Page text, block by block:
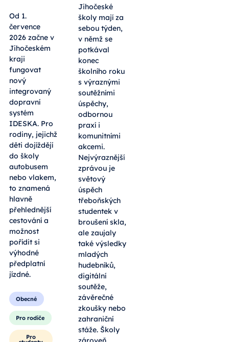
Od 1.
července
2026 začne v
Jihočeském
kraji
fungovat
nový
integrovaný
dopravní
systém
IDESKA. Pro
rodiny, jejichž
děti dojíždějí
do školy
autobusem
nebo vlakem,
to znamená
hlavně
přehlednější
cestování a
možnost
pořídit si
výhodné
předplatní
jízdné.
Obecné
Pro rodiče
Pro
Jihočeské
školy mají za
sebou týden,
v němž se
potkával
konec
školního roku
s výraznými
soutěžními
úspěchy,
odbornou
praxí i
komunitními
akcemi.
Nejvýraznější
zprávou je
světový
úspěch
třeboňských
studentek v
broušení skla,
ale zaujaly
také výsledky
mladých
hudebníků,
digitální
soutěže,
závěrečné
zkoušky nebo
zahraniční
stáže. Školy